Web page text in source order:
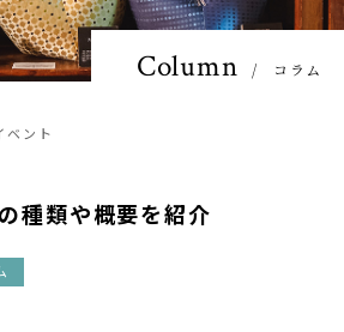
ベント
Column コラム
種類や概要を紹介